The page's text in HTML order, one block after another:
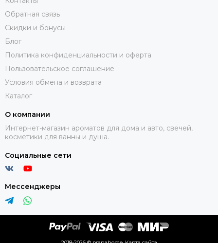
Обратная связь
Скидки и бонусы
Блог
Политика конфиденциальности и оферта
Пользовательское соглашение
Условия обмена и возврата
Каталог
О компании
Интернет-магазин ароматов для дома и авто, свечей,
косметики для ванны и душа.
Социальные сети
Мессенджеры